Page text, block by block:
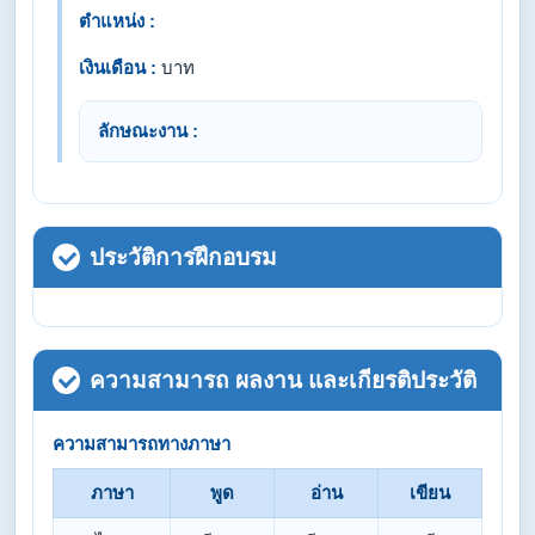
ตำแหน่ง :
เงินเดือน : บาท
ลักษณะงาน :
ประวัติการฝึกอบรม
ความสามารถ ผลงาน และเกียรติประวัติ
ความสามารถทางภาษา
ภาษา พูด อ่าน เขียน